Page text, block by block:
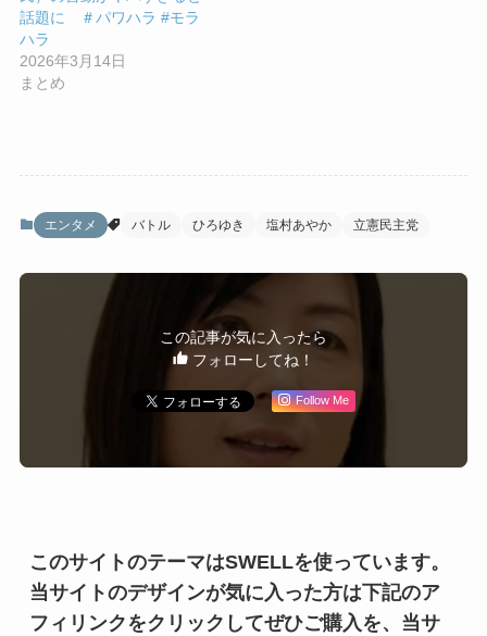
話題に ＃パワハラ #モラ
ハラ
2026年3月14日
まとめ
エンタメ バトル ひろゆき 塩村あやか 立憲民主党
この記事が気に入ったら
フォローしてね！
Follow Me
このサイトのテーマはSWELLを使っています。
当サイトのデザインが気に入った方は下記のア
フィリンクをクリックしてぜひご購入を、当サ